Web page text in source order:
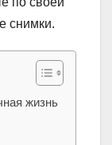
снимки.
жизнь